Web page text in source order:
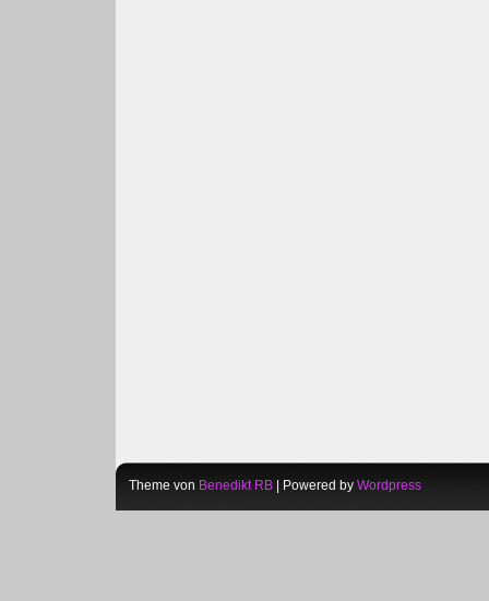
Theme von Benedikt RB | Powered by Wordpress